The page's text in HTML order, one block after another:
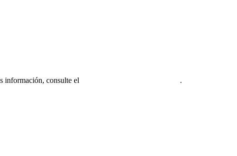
información, consulte el .